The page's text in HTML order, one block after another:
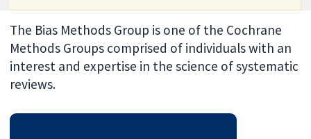
The Bias Methods Group is one of the Cochrane
Methods Groups comprised of individuals with an
interest and expertise in the science of systematic
reviews.